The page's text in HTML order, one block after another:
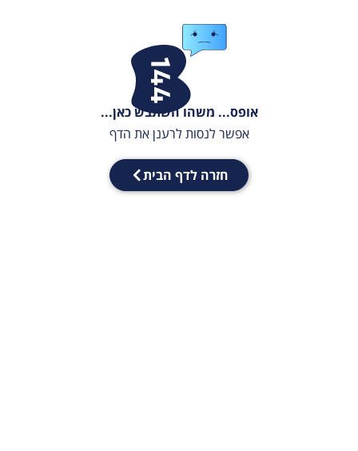
אופס... משהו השתבש כאן...
אפשר לנסות לרענן את הדף
חזרה לדף הבית